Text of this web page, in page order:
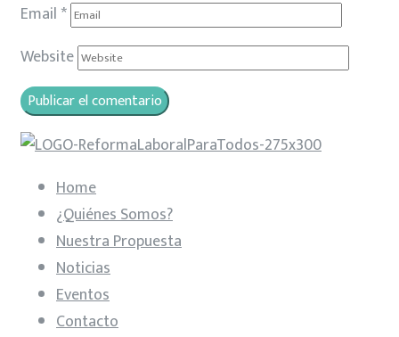
Email *
Website
Home
¿Quiénes Somos?
Nuestra Propuesta
Noticias
Eventos
Contacto